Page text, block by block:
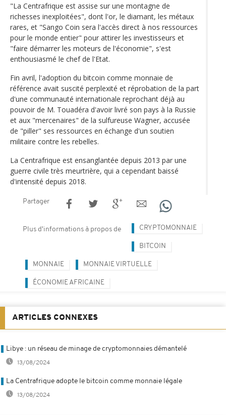
"La Centrafrique est assise sur une montagne de
richesses inexploitées", dont l'or, le diamant, les métaux
rares, et "Sango Coin sera l'accès direct à nos ressources
pour le monde entier" pour attirer les investisseurs et
"faire démarrer les moteurs de l'économie", s'est
enthousiasmé le chef de l'Etat.
Fin avril, l'adoption du bitcoin comme monnaie de
référence avait suscité perplexité et réprobation de la part
d'une communauté internationale reprochant déjà au
pouvoir de M. Touadéra d'avoir livré son pays à la Russie
et aux "mercenaires" de la sulfureuse Wagner, accusée
de "piller" ses ressources en échange d'un soutien
militaire contre les rebelles.
La Centrafrique est ensanglantée depuis 2013 par une
guerre civile très meurtrière, qui a cependant baissé
d'intensité depuis 2018.
Partager
Plus d'informations à propos de CRYPTOMONNAIE
BITCOIN
MONNAIE MONNAIE VIRTUELLE
ÉCONOMIE AFRICAINE
ARTICLES CONNEXES
Libye : un réseau de minage de cryptomonnaies démantelé
13/08/2024
La Centrafrique adopte le bitcoin comme monnaie légale
13/08/2024